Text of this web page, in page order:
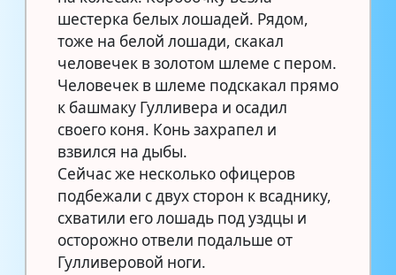
шестерка белых лошадей. Рядом,
тоже на белой лошади, скакал
человечек в золотом шлеме с пером.
Человечек в шлеме подскакал прямо
к башмаку Гулливера и осадил
своего коня. Конь захрапел и
взвился на дыбы.
Сейчас же несколько офицеров
подбежали с двух сторон к всаднику,
схватили его лошадь под уздцы и
осторожно отвели подальше от
Гулливеровой ноги.